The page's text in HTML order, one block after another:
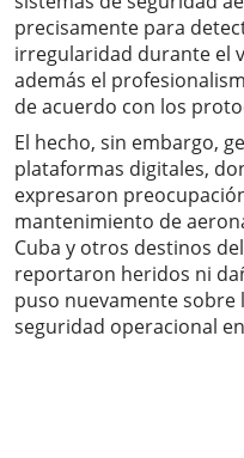
precisamente para
irregularidad durante el
además el
de acuerdo con los
El hecho, sin embargo,
plataformas digitales,
expresaron
mantenimiento de
Cuba y otros destinos
reportaron heridos ni
puso nuevamente sobre
seguridad operacional